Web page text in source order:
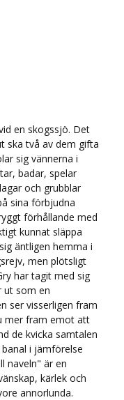
en skogssjö. Det
ska två av dem gifta
sig vännerna i
badar, spelar
och grubblar
sina förbjudna
förhållande med
kunnat släppa
äntligen hemma i
men plötsligt
har tagit med sig
ut som en
ser visserligen fram
mer fram emot att
de kvicka samtalen
i jämförelse
naveln" är en
kärlek och
annorlunda.